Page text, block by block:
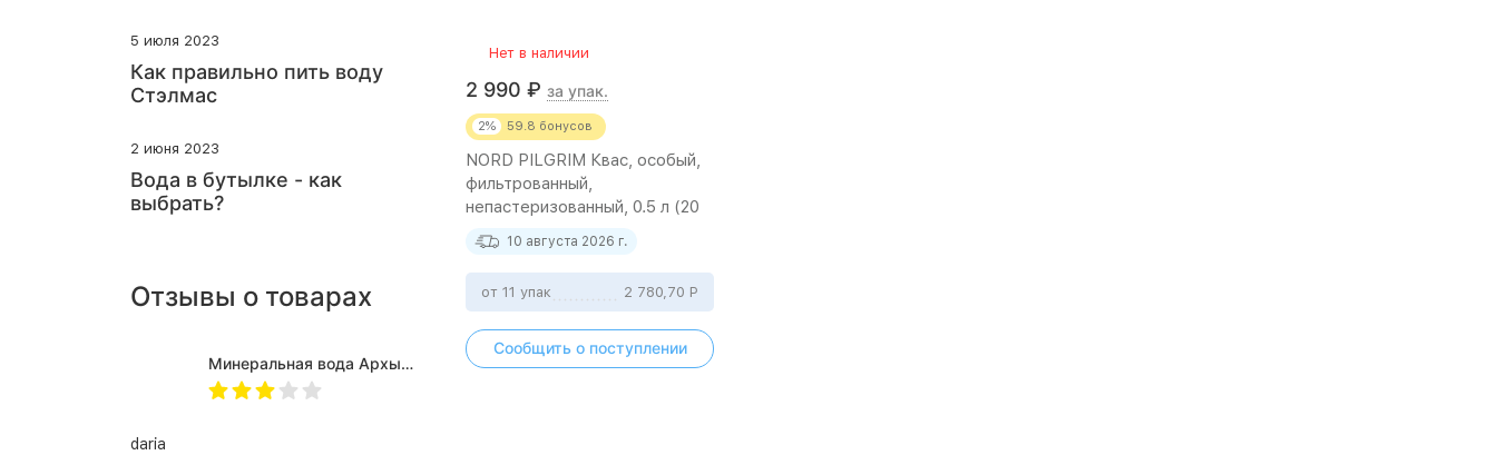
Нет в наличии
2 990 ₽ за упак.
2% 59.8 бонусов
NORD PILGRIM Квас, особый,
фильтрованный,
непастеризованный, 0.5 л (20
штук)
10 августа 2026 г.
от 11 упак 2 780,70 Р
Сообщить о поступлении
5 июля 2023
Как правильно пить воду
Стэлмас
2 июня 2023
Вода в бутылке - как
выбрать?
Отзывы о товарах
Минеральная вода Архыз Vita негазированная, ПЭТ 0.5 л (12 штук)
daria